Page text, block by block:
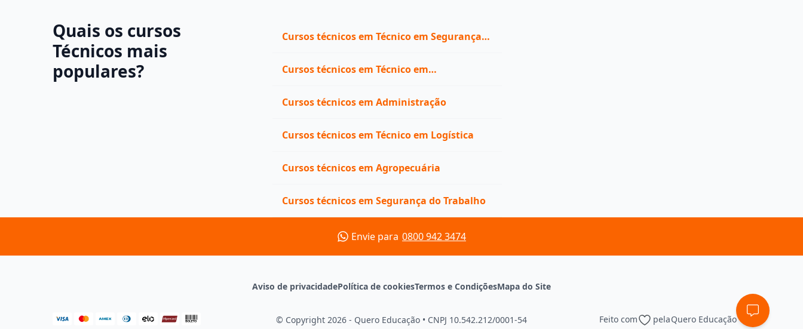
Quais os cursos
Técnicos mais
populares?
Cursos técnicos em Técnico em Segurança
Cursos técnicos em Técnico em
Cursos técnicos em Administração
Cursos técnicos em Técnico em Logística
Cursos técnicos em Agropecuária
Cursos técnicos em Segurança do Trabalho
Envie para 0800 942 3474
Aviso de privacidadePolítica de cookiesTermos e CondiçõesMapa do Site
© Copyright 2026 - Quero Educação • CNPJ 10.542.212/0001-54 Feito com pelaQuero Educação